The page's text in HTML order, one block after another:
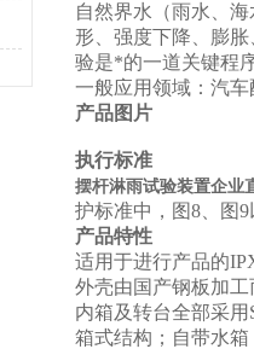
自然界水（雨水、
形、强度下降、膨
验是*的一道关键程
一般应用领域：汽
产品图片
执行标准
摆杆淋雨试验装置企业
护标准中，图8、图
产品特性
适用于进行产品的
外壳由国产钢板加
内箱及转台全部采
箱式结构；自带水